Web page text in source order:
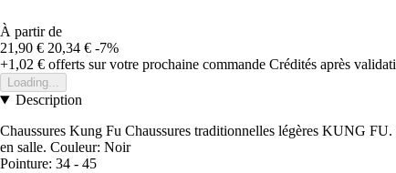
À partir de
21,90 € 20,34 € -7%
+1,02 € offerts sur votre prochaine commande Crédités après
Loading...
Description
Chaussures Kung Fu Chaussures traditionnelles légères KUNG
en salle. Couleur: Noir
Pointure: 34 - 45